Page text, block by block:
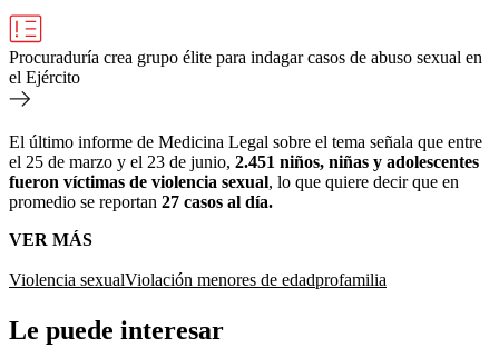
Procuraduría crea grupo élite para indagar casos de abuso sexual en
el Ejército
El último informe de Medicina Legal sobre el tema señala que entre
el 25 de marzo y el 23 de junio, 2.451 niños, niñas y adolescentes
fueron víctimas de violencia sexual, lo que quiere decir que en
promedio se reportan 27 casos al día.
VER MÁS
Violencia sexualViolación menores de edadprofamilia
Le puede interesar